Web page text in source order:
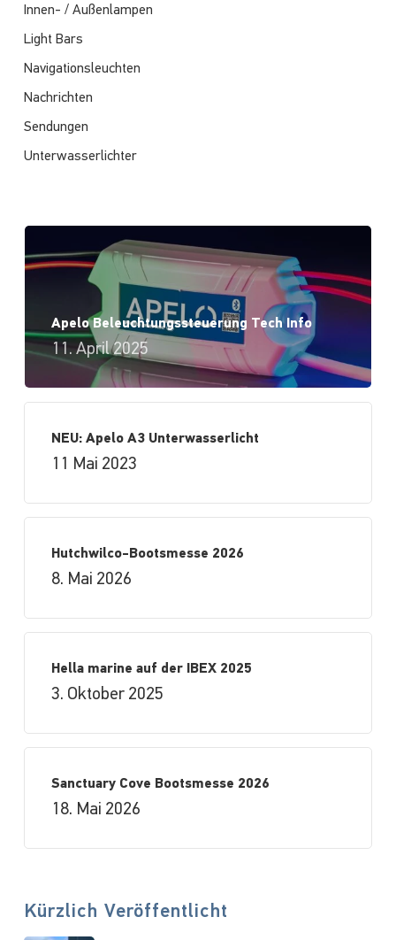
Innen- / Außenlampen
Light Bars
Navigationsleuchten
Nachrichten
Sendungen
Unterwasserlichter
Apelo Beleuchtungssteuerung Tech Info
11. April 2025
NEU: Apelo A3 Unterwasserlicht
11 Mai 2023
Hutchwilco-Bootsmesse 2026
8. Mai 2026
Hella marine auf der IBEX 2025
3. Oktober 2025
Sanctuary Cove Bootsmesse 2026
18. Mai 2026
Kürzlich Veröffentlicht